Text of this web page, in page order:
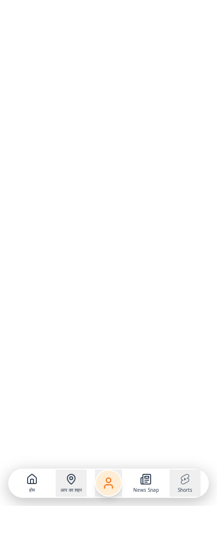
होम आप का शहर News Snap Shorts